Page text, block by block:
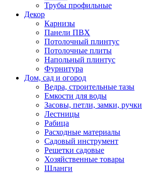
Трубы профильные
Декор
Карнизы
Панели ПВХ
Потолочный плинтус
Потолочные плиты
Напольный плинтус
Фурнитура
Дом, сад и огород
Ведра, строительные тазы
Емкости для воды
Засовы, петли, замки, ручки
Лестницы
Рабица
Расходные материалы
Садовый инструмент
Решетки садовые
Хозяйственные товары
Шланги